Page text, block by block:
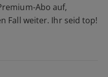
Abo auf,
Fall weiter. Ihr seid top!